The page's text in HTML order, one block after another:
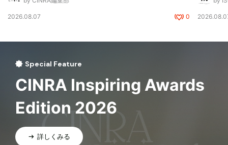
2026.08.07 0
Special Feature
CINRA Inspiring Awards
Edition 2026
詳しくみる